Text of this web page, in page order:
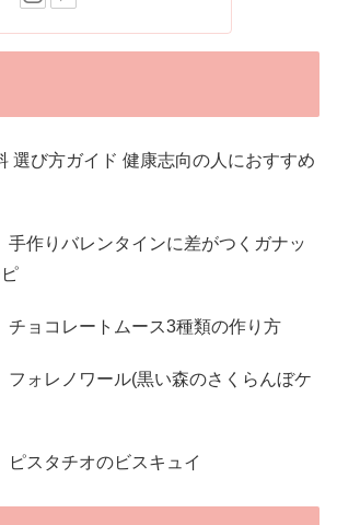
選び方ガイド 健康志向の人におすすめ
手作りバレンタインに差がつくガナッ
チョコレートムース3種類の作り方
フォレノワール(黒い森のさくらんぼケ
ピスタチオのビスキュイ